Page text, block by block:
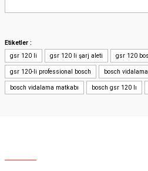
Yorum
Etiketler :
gsr 120 li
gsr 120 li şarj aleti gsr 120
gsr 120-li professional bosch bosch
bosch vidalama matkabı bosch gsr 120 lı